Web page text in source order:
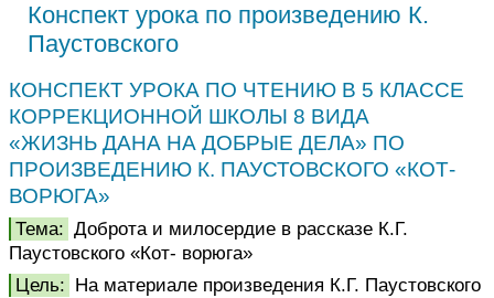
Конспект урока по произведению К.
Паустовского
КОНСПЕКТ УРОКА ПО ЧТЕНИЮ В 5 КЛАССЕ
КОРРЕКЦИОННОЙ ШКОЛЫ 8 ВИДА
«ЖИЗНЬ ДАНА НА ДОБРЫЕ ДЕЛА» ПО
ПРОИЗВЕДЕНИЮ К. ПАУСТОВСКОГО «КОТ-
ВОРЮГА»
Тема: Доброта и милосердие в рассказе К.Г.
Паустовского «Кот- ворюга»
Цель: На материале произведения К.Г. Паустовского